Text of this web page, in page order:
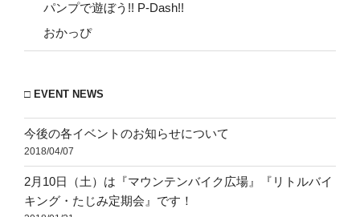
パンプで遊ぼう!! P-Dash!!
おかっぴ
□ EVENT NEWS
今後の各イベントのお知らせについて
2018/04/07
2月10日（土）は『マウンテンバイク広場』『リトルバイ
キング・たじみ定期会』です！